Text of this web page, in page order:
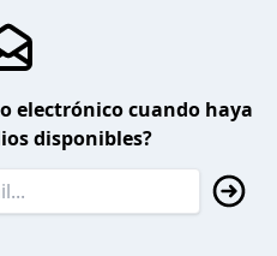
electrónico cuando haya
disponibles?